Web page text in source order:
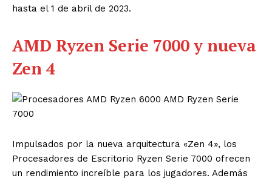
hasta el 1 de abril de 2023.
AMD Ryzen Serie 7000 y nueva
Zen 4
Impulsados por la nueva arquitectura «Zen 4», los
Procesadores de Escritorio Ryzen Serie 7000 ofrecen
un rendimiento increíble para los jugadores. Además